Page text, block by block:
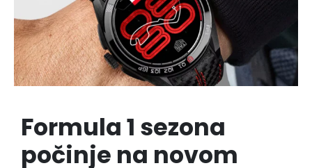
Formula 1 sezona
počinje na novom